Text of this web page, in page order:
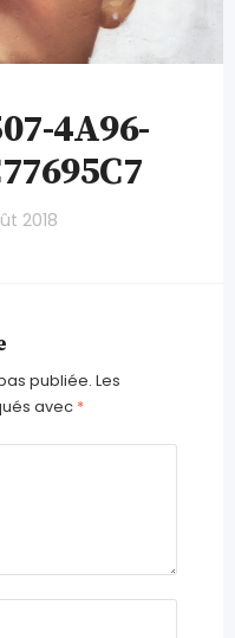
4A96-
2018
publiée. Les
avec *